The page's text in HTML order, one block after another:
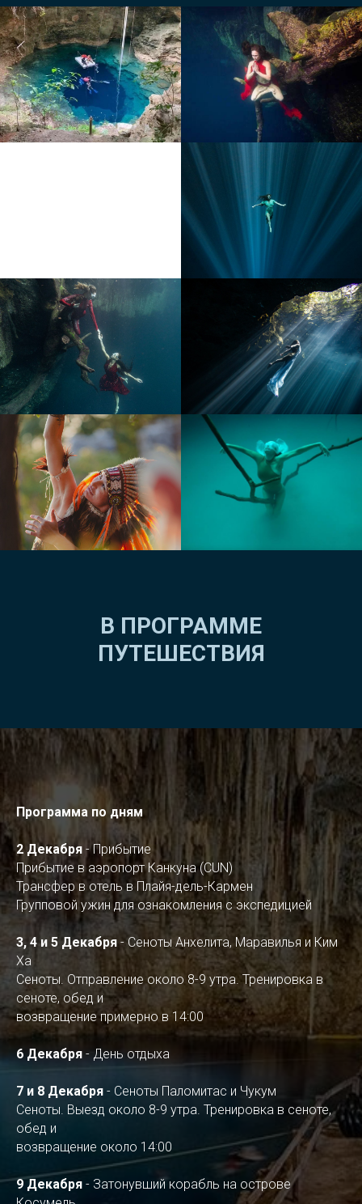
В ПРОГРАММЕ
ПУТЕШЕСТВИЯ
Программа по дням
2 Декабря - Прибытие
Прибытие в аэропорт Канкуна (CUN)
Трансфер в отель в Плайя-дель-Кармен
Групповой ужин для ознакомления с экспедицией
3, 4 и 5 Декабря - Сеноты Анхелита, Маравилья и Ким
Ха
Сеноты. Отправление около 8-9 утра. Тренировка в
сеноте, обед и
возвращение примерно в 14:00
6 Декабря - День отдыха
7 и 8 Декабря - Сеноты Паломитас и Чукум
Сеноты. Выезд около 8-9 утра. Тренировка в сеноте,
обед и
возвращение около 14:00
9 Декабря - Затонувший корабль на острове